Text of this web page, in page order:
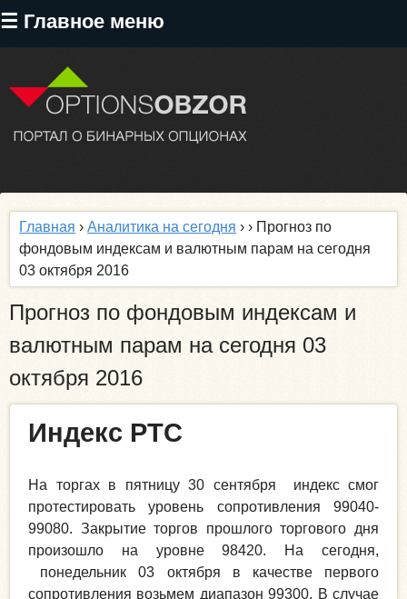
☰ Главное меню
Перейти
содержанию
Главная › Аналитика на сегодня › › Прогноз по
фондовым индексам и валютным парам на сегодня
03 октября 2016
Прогноз по фондовым индексам и
валютным парам на сегодня 03
октября 2016
Индекс РТС
На торгах в пятницу 30 сентября индекс смог
протестировать уровень сопротивления 99040-
99080. Закрытие торгов прошлого торгового дня
произошло на уровне 98420. На сегодня,
понедельник 03 октября в качестве первого
сопротивления возьмем диапазон 99300. В случае